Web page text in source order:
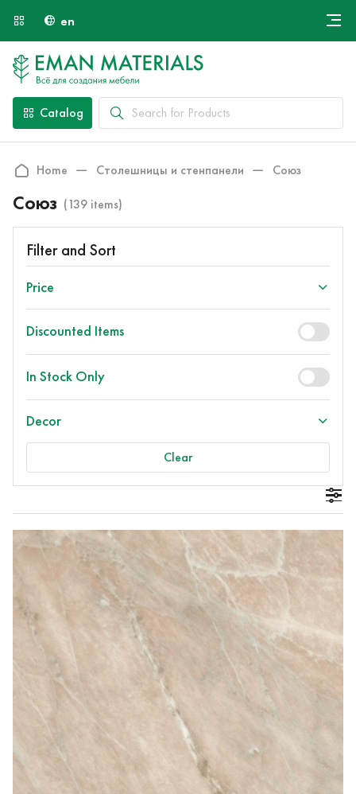
en
Payment and Delivery
Contacts
Catalog
Home Столешницы и стенпанели Союз
Союз (139 items)
Filter and Sort
Price
Discounted Items
In Stock Only
Decor
Clear